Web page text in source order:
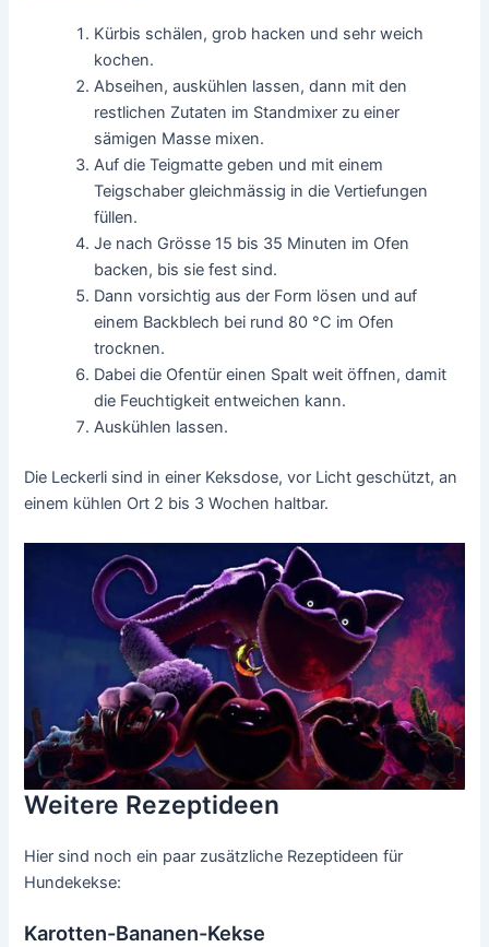
Kürbis schälen, grob hacken und sehr weich
kochen.
Abseihen, auskühlen lassen, dann mit den
restlichen Zutaten im Standmixer zu einer
sämigen Masse mixen.
Auf die Teigmatte geben und mit einem
Teigschaber gleichmässig in die Vertiefungen
füllen.
Je nach Grösse 15 bis 35 Minuten im Ofen
backen, bis sie fest sind.
Dann vorsichtig aus der Form lösen und auf
einem Backblech bei rund 80 °C im Ofen
trocknen.
Dabei die Ofentür einen Spalt weit öffnen, damit
die Feuchtigkeit entweichen kann.
Auskühlen lassen.
Die Leckerli sind in einer Keksdose, vor Licht geschützt, an
einem kühlen Ort 2 bis 3 Wochen haltbar.
Weitere Rezeptideen
Hier sind noch ein paar zusätzliche Rezeptideen für
Hundekekse:
Karotten-Bananen-Kekse